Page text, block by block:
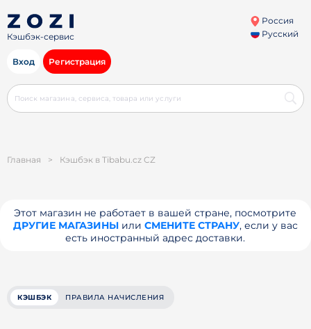
Кэшбэк-сервис
Россия
Русский
Вход Регистрация
Главная > Кэшбэк в Tibabu.cz CZ
Этот магазин не работает в вашей стране, посмотрите
ДРУГИЕ МАГАЗИНЫили СМЕНИТЕ СТРАНУ, если у вас
есть иностранный адрес доставки.
КЭШБЭК ПРАВИЛА НАЧИСЛЕНИЯ